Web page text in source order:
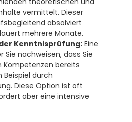
theoretischen und
vermittelt. Dieser
absolviert
mehrere Monate.
Kenntnisprüfung: Eine
Sie nachweisen, dass Sie
Kompetenzen bereits
Beispiel durch
Diese Option ist oft
aber eine intensive